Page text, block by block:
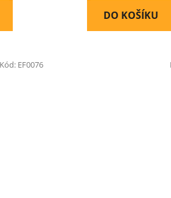
DO KOŠÍKU
Kód: EF0076